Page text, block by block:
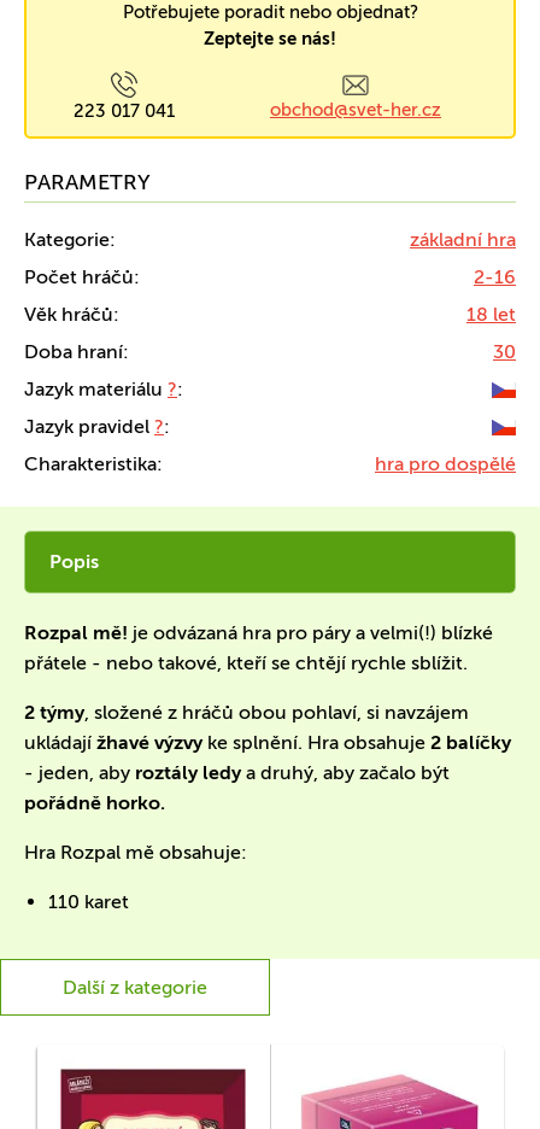
Potřebujete poradit nebo objednat?
Zeptejte se nás!
223 017 041 obchod@svet-her.cz
PARAMETRY
Kategorie:
základní hra
Počet hráčů:
2-16
Věk hráčů:
18 let
Doba hraní:
30
Jazyk materiálu ?:
Jazyk pravidel ?:
Charakteristika:
hra pro dospělé
Popis
Rozpal mě! je odvázaná hra pro páry a velmi(!) blízké
přátele - nebo takové, kteří se chtějí rychle sblížit.
2 týmy, složené z hráčů obou pohlaví, si navzájem
ukládají žhavé výzvy ke splnění. Hra obsahuje 2 balíčky
- jeden, aby roztály ledya druhý, aby začalo být
pořádně horko.
Hra Rozpal mě obsahuje:
110 karet
Další z kategorie